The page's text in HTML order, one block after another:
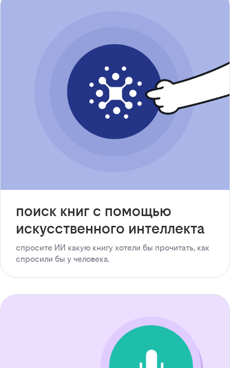
поиск книг с помощью
искусственного интеллекта
спросите ИИ какую книгу хотели бы прочитать, как
спросили бы у человека.